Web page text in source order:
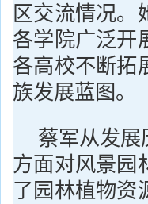
区交流情况。
各学院广泛开
各高校不断拓
族发展蓝图。
蔡军从发
方面对风景园
了园林植物资